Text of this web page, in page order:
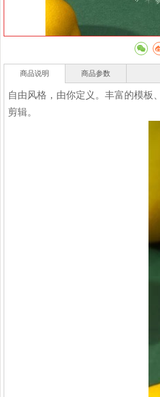
商品说明 商品参数
自由风格，由你定义。丰富的模板
剪辑。